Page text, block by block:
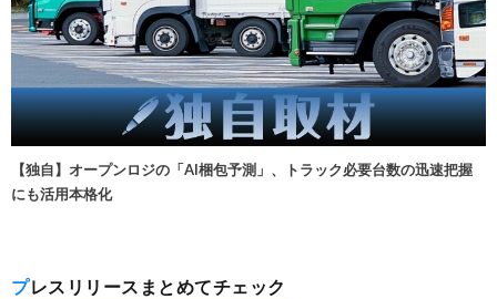
【独自】オープンロジの「AI梱包予測」、トラック必要台数の迅速把握
にも活用本格化
プレスリリースまとめてチェック